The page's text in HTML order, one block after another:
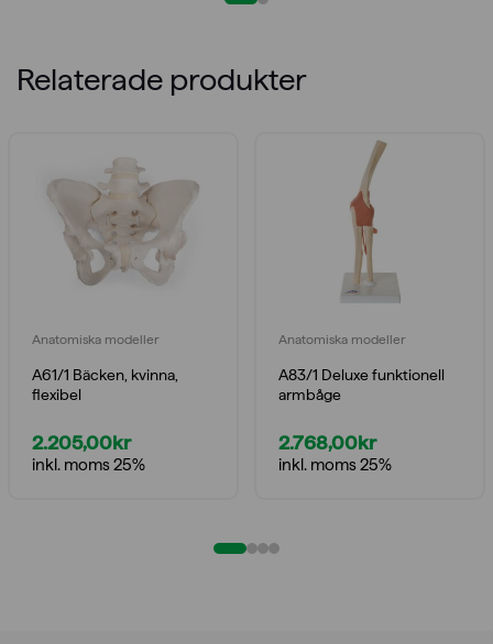
Relaterade produkter
Anatomiska modeller
A61/1 Bäcken, kvinna,
flexibel
2.205,00kr
inkl. moms 25%
Anatomiska modeller
A83/1 Deluxe funktionell
armbåge
2.768,00kr
inkl. moms 25%